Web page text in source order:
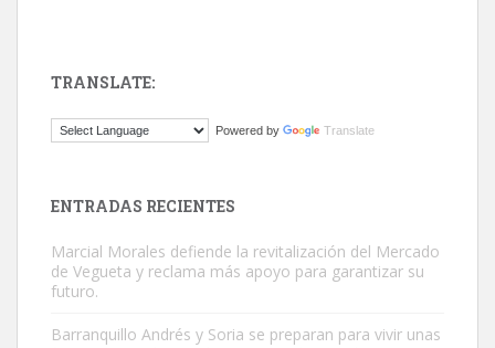
Este gato macho ha aparecido en la calle hace menos de un mes,
TRANSLATE:
Powered by Translate
ENTRADAS RECIENTES
Marcial Morales defiende la revitalización del Mercado
de Vegueta y reclama más apoyo para garantizar su
futuro.
Barranquillo Andrés y Soria se preparan para vivir unas